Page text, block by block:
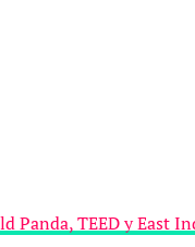
Panda, TEED y East